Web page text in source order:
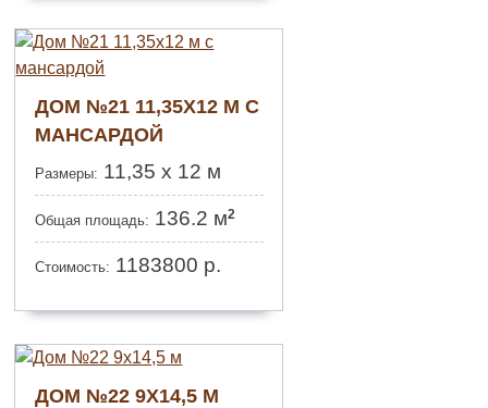
ДОМ №21 11,35Х12 М С
МАНСАРДОЙ
Размеры: 11,35 х 12 м
Общая площадь: 136.2 м2
Стоимость: 1183800 р.
ДОМ №22 9Х14,5 М